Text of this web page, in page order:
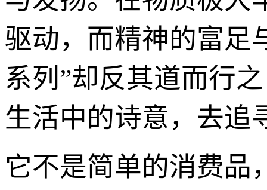
驱动，而精神的富足
系列”却反其道而行
生活中的诗意，去追
它不是简单的消费品